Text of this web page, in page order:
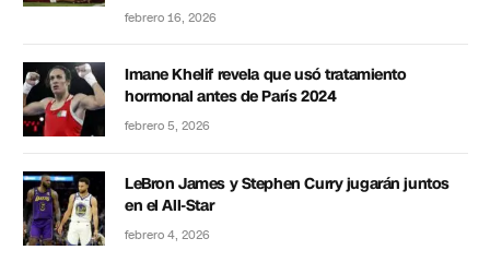
febrero 16, 2026
Imane Khelif revela que usó tratamiento
hormonal antes de París 2024
febrero 5, 2026
LeBron James y Stephen Curry jugarán juntos
en el All-Star
febrero 4, 2026